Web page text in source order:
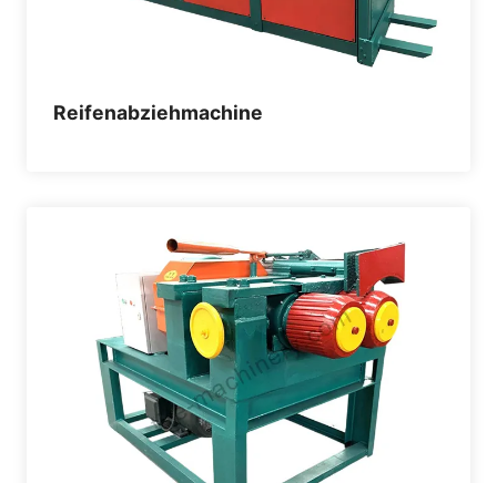
Reifenabziehmachine